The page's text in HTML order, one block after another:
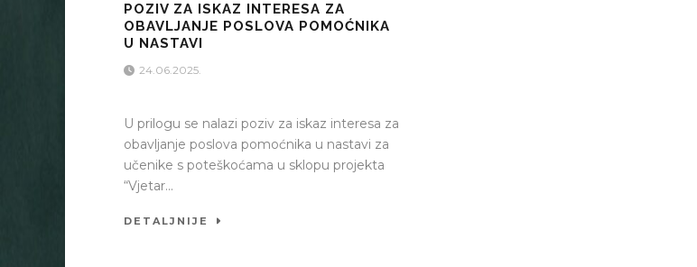
POZIV ZA ISKAZ INTERESA ZA
OBAVLJANJE POSLOVA POMOĆNIKA
U NASTAVI
24.06.2025.
U prilogu se nalazi poziv za iskaz interesa za
obavljanje poslova pomoćnika u nastavi za
učenike s poteškoćama u sklopu projekta
“Vjetar...
DETALJNIJE